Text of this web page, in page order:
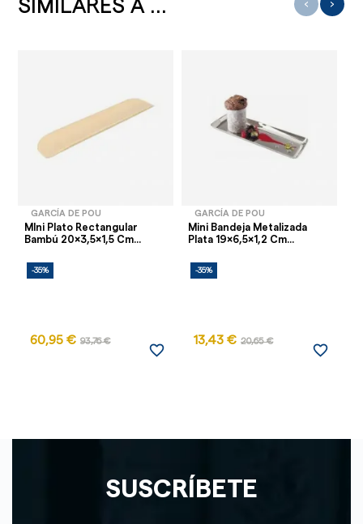
SIMILARES A ...
GARCÍA DE POU
MIni Plato Rectangular
Bambú 20x3,5x1,5 Cm...
-35%
60,95 € 93,76 €
favorite_border
GARCÍA DE POU
Mini Bandeja Metalizada
Plata 19x6,5x1,2 Cm...
-35%
13,43 € 20,65 €
favorite_border
‹ ›
SUSCRÍBETE